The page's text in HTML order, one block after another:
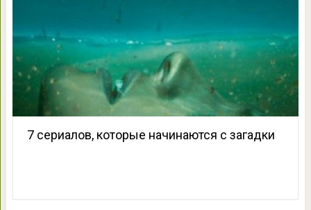
7 сериалов, которые начинаются с загадки